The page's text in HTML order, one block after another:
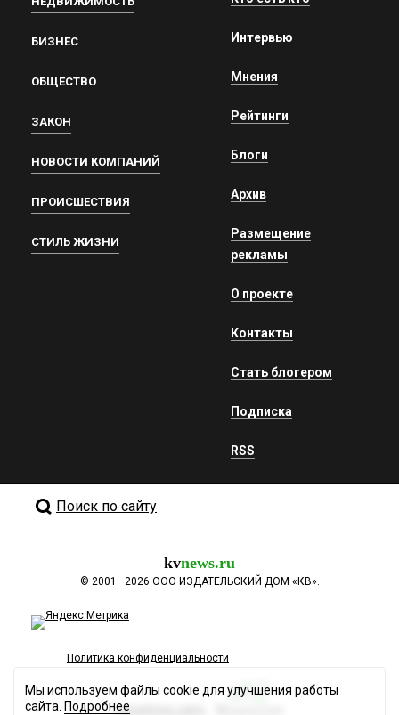
БИЗНЕС
ОБЩЕСТВО
ЗАКОН
НОВОСТИ КОМПАНИЙ
ПРОИСШЕСТВИЯ
СТИЛЬ ЖИЗНИ
Интервью
Мнения
Рейтинги
Блоги
Архив
Размещение
рекламы
О проекте
Контакты
Стать блогером
Подписка
RSS
Поиск по сайту
kvnews.ru
© 2001—2026 ООО ИЗДАТЕЛЬСКИЙ ДОМ «КВ».
Политика конфиденциальности
Разработка сайта
Мы используем файлы cookie для улучшения работы
сайта. Подробнее